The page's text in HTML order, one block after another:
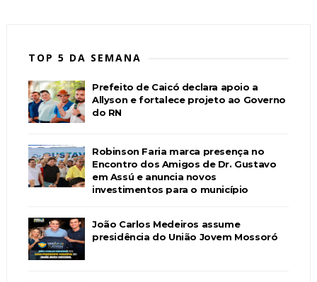
TOP 5 DA SEMANA
Prefeito de Caicó declara apoio a
Allyson e fortalece projeto ao Governo
do RN
Robinson Faria marca presença no
Encontro dos Amigos de Dr. Gustavo
em Assú e anuncia novos
investimentos para o município
João Carlos Medeiros assume
presidência do União Jovem Mossoró